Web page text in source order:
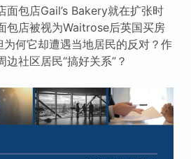
面包店Gail’s Bakery就在扩张时
包店被视为Waitrose后英国买房
为何它却遭遇当地居民的反对？作
社区居民“搞好关系”？